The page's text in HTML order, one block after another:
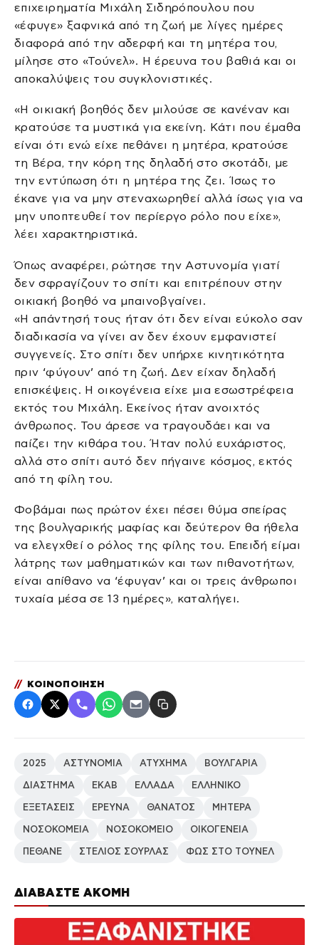
ΔΙΑΒΑΣΤΕ ΑΚΟΜΗ
επιχειρηματία Μιχάλη Σιδηρόπουλου που
«έφυγε» ξαφνικά από τη ζωή με λίγες ημέρες
διαφορά από την αδερφή και τη μητέρα του,
μίλησε στο «Τούνελ». Η έρευνα του βαθιά και οι
αποκαλύψεις του συγκλονιστικές.
«Η οικιακή βοηθός δεν μιλούσε σε κανέναν και
κρατούσε τα μυστικά για εκείνη. Κάτι που έμαθα
είναι ότι ενώ είχε πεθάνει η μητέρα, κρατούσε
τη Βέρα, την κόρη της δηλαδή στο σκοτάδι, με
την εντύπωση ότι η μητέρα της ζει. Ίσως το
έκανε για να μην στεναχωρηθεί αλλά ίσως για να
μην υποπτευθεί τον περίεργο ρόλο που είχε»,
λέει χαρακτηριστικά.
Όπως αναφέρει, ρώτησε την Αστυνομία γιατί
δεν σφραγίζουν το σπίτι και επιτρέπουν στην
οικιακή βοηθό να μπαινοβγαίνει.
«Η απάντησή τους ήταν ότι δεν είναι εύκολο σαν
διαδικασία να γίνει αν δεν έχουν εμφανιστεί
συγγενείς. Στο σπίτι δεν υπήρχε κινητικότητα
πριν ‘φύγουν’ από τη ζωή. Δεν είχαν δηλαδή
επισκέψεις. Η οικογένεια είχε μια εσωστρέφεια
εκτός του Μιχάλη. Εκείνος ήταν ανοιχτός
άνθρωπος. Του άρεσε να τραγουδάει και να
παίζει την κιθάρα του. Ήταν πολύ ευχάριστος,
αλλά στο σπίτι αυτό δεν πήγαινε κόσμος, εκτός
από τη φίλη του.
Φοβάμαι πως πρώτον έχει πέσει θύμα σπείρας
της βουλγαρικής μαφίας και δεύτερον θα ήθελα
να ελεγχθεί ο ρόλος της φίλης του. Επειδή είμαι
λάτρης των μαθηματικών και των πιθανοτήτων,
είναι απίθανο να ‘έφυγαν’ και οι τρεις άνθρωποι
τυχαία μέσα σε 13 ημέρες», καταλήγει.
// ΚΟΙΝΟΠΟΙΗΣΗ
2025 ΑΣΤΥΝΟΜΙΑ ΑΤΥΧΗΜΑ ΒΟΥΛΓΑΡΙΑ
ΔΙΑΣΤΗΜΑ ΕΚΑΒ ΕΛΛΑΔΑ ΕΛΛΗΝΙΚΟ
ΕΞΕΤΑΣΕΙΣ ΕΡΕΥΝΑ ΘΑΝΑΤΟΣ ΜΗΤΕΡΑ
ΝΟΣΟΚΟΜΕΙΑ ΝΟΣΟΚΟΜΕΙΟ ΟΙΚΟΓΕΝΕΙΑ
ΠΕΘΑΝΕ ΣΤΕΛΙΟΣ ΣΟΥΡΛΑΣ ΦΩΣ ΣΤΟ ΤΟΥΝΕΛ